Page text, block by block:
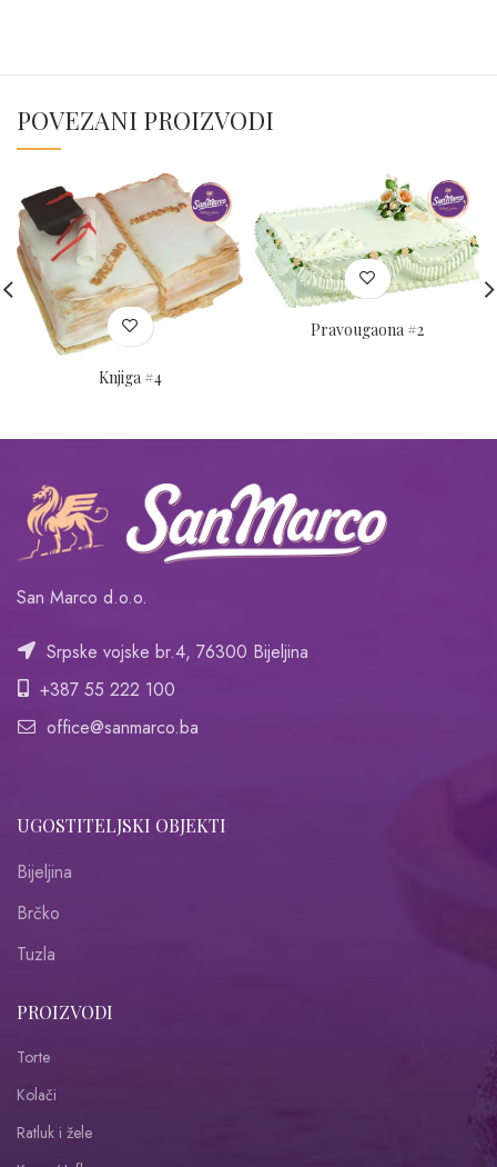
POVEZANI PROIZVODI
Knjiga #4
Pravougaona #2
San Marco d.o.o.
Srpske vojske br.4, 76300 Bijeljina
+387 55 222 100
office@sanmarco.ba
UGOSTITELJSKI OBJEKTI
Bijeljina
Brčko
Tuzla
PROIZVODI
Torte
Kolači
Ratluk i žele